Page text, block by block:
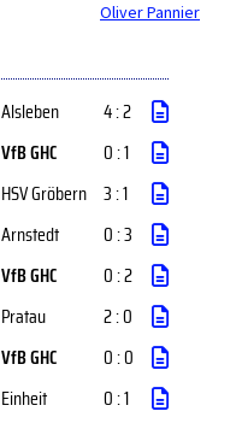
Oliver Pannier
Alsleben
4 : 2
VfB GHC
0 : 1
HSV Gröbern 3 : 1
Arnstedt
0 : 3
VfB GHC
0 : 2
Pratau
2 : 0
VfB GHC
0 : 0
Einheit
0 : 1